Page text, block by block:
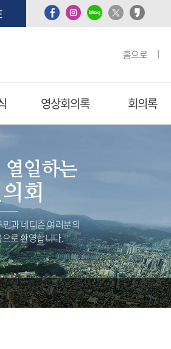
홈으로
영상회의록 회의록
열일하는
회
과 네티즌 여러분의
로 환영합니다.